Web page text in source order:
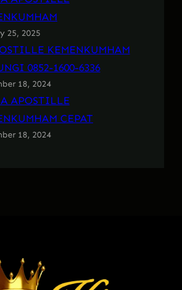
25, 2025
KEMENKUMHAM
0852-1600-6336
18, 2024
APOSTILLE
CEPAT
18, 2024